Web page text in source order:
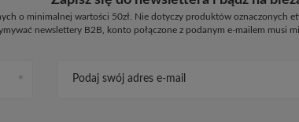
o minimalnej wartości 50zł. Nie dotyczy produktów oznaczonych
newslettery B2B, konto połączone z podanym e-mailem musi
Podaj swój adres e-mail